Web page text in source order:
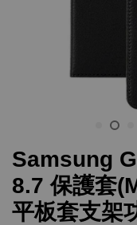
Samsung
8.7 保護套
平板套支架